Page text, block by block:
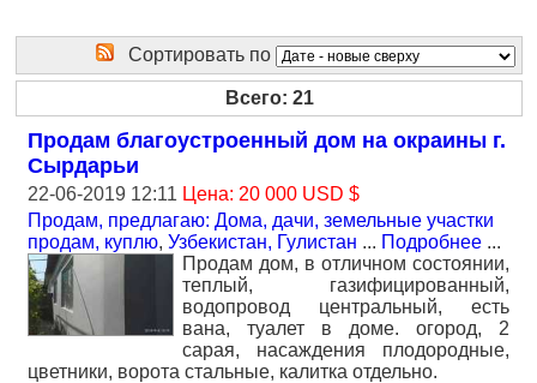
Сортировать по
Всего: 21
Продам благоустроенный дом на окраины г.
Сырдарьи
22-06-2019 12:11 Цена: 20 000 USD $
Продам, предлагаю: Дома, дачи, земельные участки
продам, куплю, Узбекистан, Гулистан ... Подробнее ...
Продам дом, в отличном состоянии,
теплый, газифицированный,
водопровод центральный, есть
вана, туалет в доме. огород, 2
сарая, насаждения плодородные,
цветники, ворота стальные, калитка отдельно.